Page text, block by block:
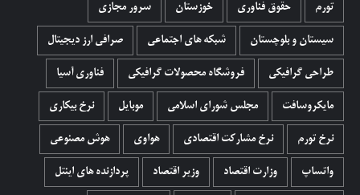
تورم حقوق فناوری خوزستان سرور مجازی
سیستان و بلوچستان شبکه های اجتماعی صرافی ارز دیجیتال
طراحی گرافیکی فروشگاه محصولات گرافيکی فناوری آسیا
مایکروسافت مجلس شورای اسلامی موبایل نرخ بیکاری
نرخ تورم نرخ مشارکت اقتصادی هواوی هوش مصنوعی
واتساپ وزارت اقتصاد وزیر اقتصاد پردازنده های اینتل